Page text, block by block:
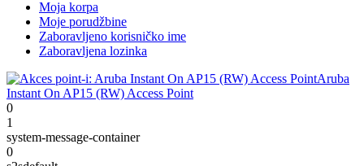
Moja korpa
Moje porudžbine
Zaboravljeno korisničko ime
Zaboravljena lozinka
Aruba
Instant On AP15 (RW) Access Point
0
1
system-message-container
0